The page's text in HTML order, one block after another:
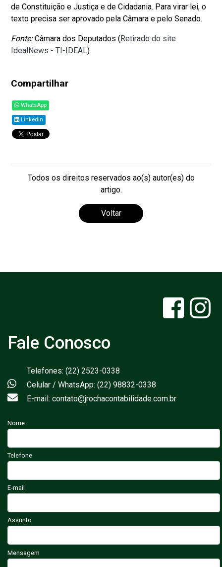
de Constituição e Justiça e de Cidadania. Para virar lei, o
texto precisa ser aprovado pela Câmara e pelo Senado.
Fonte:Câmara dos Deputados (Retirado do site
IdealNews - TI-IDEAL)
Compartilhar
WhatsApp
Linkedin
Todos os direitos reservados ao(s) autor(es) do
artigo.
Voltar
Fale Conosco
Telefones: (22) 2523-0338
Celular / WhatsApp: (22) 98832-0338
E-mail: contato@jrochacontabilidade.com.br
Nome
Telefone
E-mail
Assunto
Mensagem